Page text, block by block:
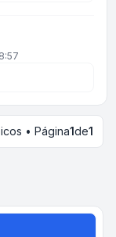
• Página1de1